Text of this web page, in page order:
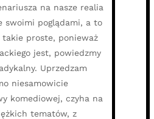
na nasze realia
swoimi poglądami, a to
takie proste, ponieważ
jest, powiedzmy
Uprzedzam
niesamowicie
komediowej, czyha na
tematów, z